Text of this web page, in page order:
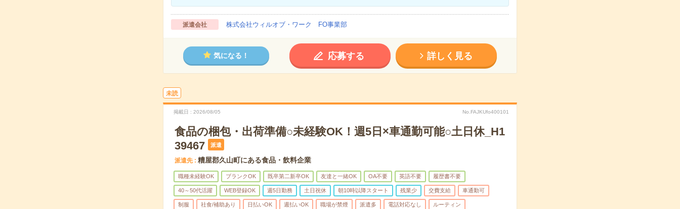
派遣会社 株式会社ウィルオブ・ワーク FO事業部
気になる！ 応募する 詳しく見る
未読
掲載日 2026/08/05 No.FAJKUfo400101
食品の梱包・出荷準備○未経験OK！週5日×車通勤可能○土日休_H1
39467
派遣
派遣先 糟屋郡久山町にある食品・飲料企業
職種未経験OK ブランクOK 既卒第二新卒OK 友達と一緒OK OA不要 英語不要 履歴書不要
40～50代活躍 WEB登録OK 週5日勤務 土日祝休 朝10時以降スタート 残業少 交費支給 車通勤可
制服 社食/補助あり 日払いOK 週払いOK 職場が禁煙 派遣多 電話対応なし ルーティン